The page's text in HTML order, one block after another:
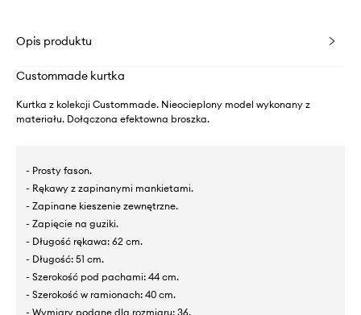
Opis produktu
Custommade kurtka
Kurtka z kolekcji Custommade. Nieocieplony model wykonany z
materiału. Dołączona efektowna broszka.
- Prosty fason.
- Rękawy z zapinanymi mankietami.
- Zapinane kieszenie zewnętrzne.
- Zapięcie na guziki.
- Długość rękawa: 62 cm.
- Długość: 51 cm.
- Szerokość pod pachami: 44 cm.
- Szerokość w ramionach: 40 cm.
- Wymiary podane dla rozmiaru: 36.